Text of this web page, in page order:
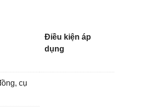
Điều kiện áp
dụng
cụ